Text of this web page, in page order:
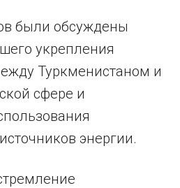
были обсуждены
укрепления
Туркменистаном и
сфере и
энергии.